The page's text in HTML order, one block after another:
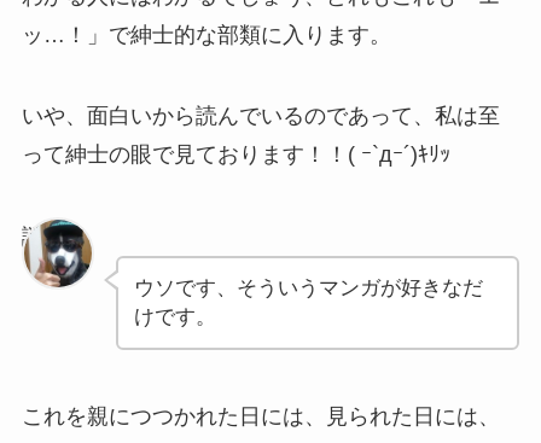
ッ…！」で紳士的な部類に入ります。
いや、面白いから読んでいるのであって、私は至
って紳士の眼で見ております！！( ｰ`дｰ´)ｷﾘｯ
謎の狼
ウソです、そういうマンガが好きなだ
けです。
これを親につつかれた日には、見られた日には、